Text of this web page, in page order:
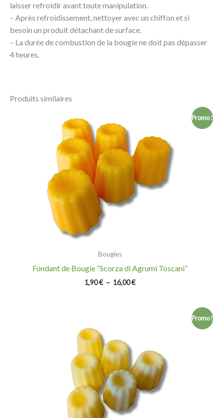
laisser refroidir avant toute manipulation.
– Après refroidissement, nettoyer avec un chiffon et si
besoin un produit détachant de surface.
– La durée de combustion de la bougie ne doit pas dépasser
4 heures.
Produits similaires
Promo !
Bougies
Fondant de Bougie “Scorza di Agrumi Toscani”
1,90€ – 16,00€
1,90 €
à
16,00 €
Promo !
16,00 €